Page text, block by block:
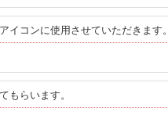
イコンに使用させていただきます。
もらいます。